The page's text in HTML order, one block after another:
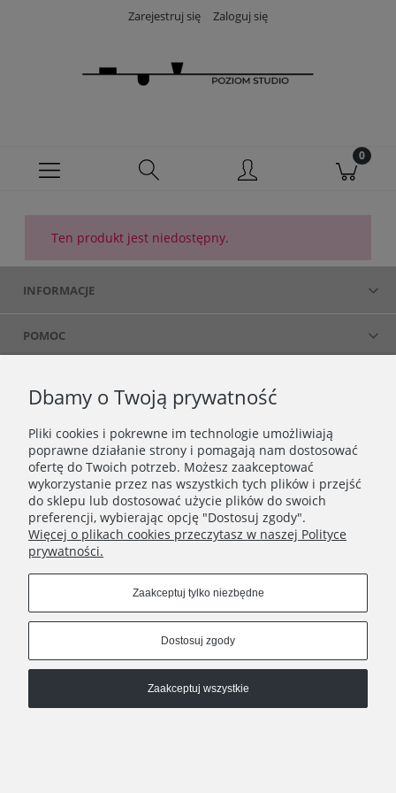
Zarejestruj się Zaloguj się
Ten produkt jest niedostępny.
INFORMACJE
POMOC
Copyrights © 2024 - Poziom Studio
Pokaż pełną wersję strony
Sklep internetowy Shoplo.pl, powered byShoper
Dbamy o Twoją prywatność
Pliki cookies i pokrewne im technologie umożliwiają
poprawne działanie strony i pomagają nam dostosować
ofertę do Twoich potrzeb. Możesz zaakceptować
wykorzystanie przez nas wszystkich tych plików i przejść
do sklepu lub dostosować użycie plików do swoich
preferencji, wybierając opcję "Dostosuj zgody".
Więcej o plikach cookies przeczytasz w naszej Polityce
prywatności.
Zaakceptuj tylko niezbędne
Dostosuj zgody
Zaakceptuj wszystkie